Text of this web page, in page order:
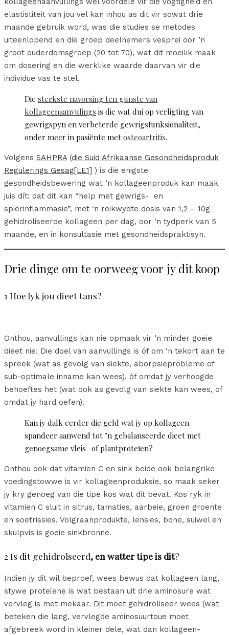
elastistiteit van jou vel kan inhou as dit vir sowat drie
maande gebruik word, was die studies se metodes
uiteenlopend en die groep deelnemers vesprei oor ’n
groot ouderdomsgroep (20 tot 70), wat dit moeilik maak
om dosering en die werklike waarde daarvan vir die
individue vas te stel.
Die sterkste navorsing ten gunste van
kollageenaanvulings is die wat dui op verligting van
gewrigspyn en verbeterde gewrigsfunksionaliteit,
onder meer in pasiënte met osteoartritis.
Volgens SAHPRA(die Suid Afrikaanse Gesondheidsproduk
Regulerings Gesag[LE1] ) is die enigste
gesondheidsbewering wat ‘n kollageenproduk kan maak
juis dít: dat dit kan “help met gewrigs- en
spierinflammasie”, met ‘n reikwydte dosis van 1,2 – 10g
gehidroliseerde kollageen per dag, oor ‘n tydperk van 5
maande, en in konsultasie met gesondheidspraktisyn.
Drie dinge om te oorweeg voor jy dit koop
1 Hoe lyk jou dieet tans?
Onthou, aanvullings kan nie opmaak vir ’n minder goeie
dieet nie. Die doel van aanvullings is óf om ‘n tekort aan te
spreek (wat as gevolg van siekte, aborpsieprobleme of
sub-optimale inname kan wees), óf omdat jy verhoogde
behoeftes het (wat ook as gevolg van siekte kan wees, of
omdat jy hard oefen).
Kan jy dalk eerder die geld wat jy op kollageen
spandeer aanwend tot ’n gebalanseerde dieet met
genoegsame vleis- of plantproteïen?
Onthou ook dat vitamien C en sink beide ook belangrike
voedingstowwe is vir kollageenproduksie, so maak seker
jy kry genoeg van die tipe kos wat dit bevat. Kos ryk in
vitamien C sluit in sitrus, tamaties, aarbeie, groen groente
en soetrissies. Volgraanprodukte, lensies, bone, suiwel en
skulpvis is goeie sinkbronne.
2 Is dit gehidrolseerd, en watter tipe is dit?
Indien jy dit wil beproef, wees bewus dat kollageen lang,
stywe proteïene is wat bestaan uit drie aminosure wat
vervleg is met mekaar. Dit moet gehidroliseer wees (wat
beteken die lang, vervlegde aminosuurtoue moet
afgebreek word in kleiner dele, wat dan kollageen-